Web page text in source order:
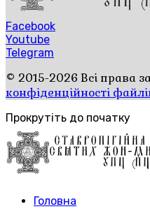
Facebook
Youtube
Telegram
© 2015-2026 Всі права
конфіденційності
Прокрутіть до початку
Головна